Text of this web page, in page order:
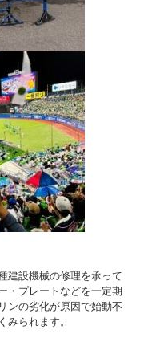
建設機械の修理を承って
・プレートなどを一定期
ンの劣化が原因で始動不
みられます。